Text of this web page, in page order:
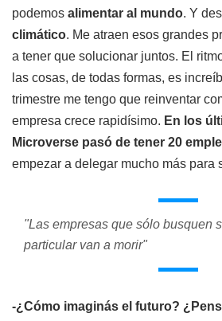
podemos alimentar al mundo. Y
climático. Me atraen esos grandes
a tener que solucionar juntos. El
las cosas, de todas formas, es
trimestre me tengo que reinventar
empresa crece rapidísimo. En los
Microverse pasó de tener 20
empezar a delegar mucho más para
"Las empresas que sólo busquen
particular van a morir"
-¿Cómo imaginás el futuro?